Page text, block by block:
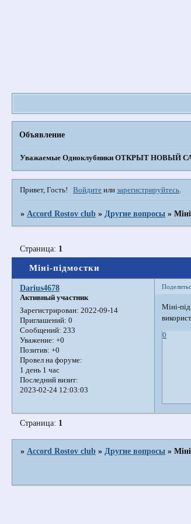
Объявление
Уважаемые Одноклубники ОТКРЫТ НОВЫЙ
Привет, Гость! Войдите илизарегистрируйтесь
»Accord Rostov club »Другие вопросы »
Міні-підмостки
Страница: 1
Darius4678
Активный участник
Зарегистрирован: 2022-09-14
Приглашений: 0
Сообщений: 233
Уважение: +0
Позитив: +0
Провел на форуме:
1 день 1 час
Последний визит:
2023-02-24 12:03:03
Міні-
0
Страница: 1
»Accord Rostov club »Другие вопросы »